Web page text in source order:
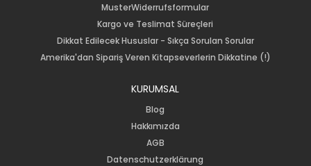
MusterWiderrufsformular
Kargo ve Teslimat Süreçleri
Dikkat Edilecek Hususlar - Sıkça Sorulan Sorular
Amerika'dan Sipariş Veren Kitapseverlerin Dikkatine (!)
KURUMSAL
Blog
Hakkımızda
AGB
Datenschutzerklärung